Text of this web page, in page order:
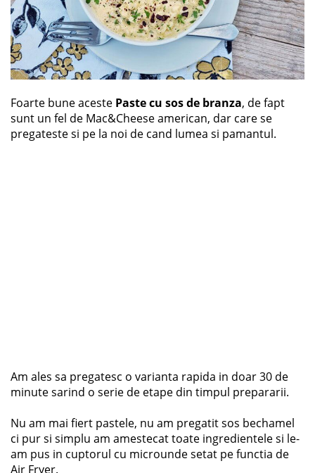
Foarte bune aceste Paste cu sos de branza, de fapt
sunt un fel de Mac&Cheese american, dar care se
pregateste si pe la noi de cand lumea si pamantul.
Am ales sa pregatesc o varianta rapida in doar 30 de
minute sarind o serie de etape din timpul prepararii.
Nu am mai fiert pastele, nu am pregatit sos bechamel
ci pur si simplu am amestecat toate ingredientele si le-
am pus in cuptorul cu microunde setat pe functia de
Air Fryer.